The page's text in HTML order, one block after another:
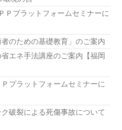
Ｐプラットフォームセミナーに
者のための基礎教育」のご案内
エネ手法講座のご案内【福岡
プラットフォームセミナーに
破裂による死傷事故について